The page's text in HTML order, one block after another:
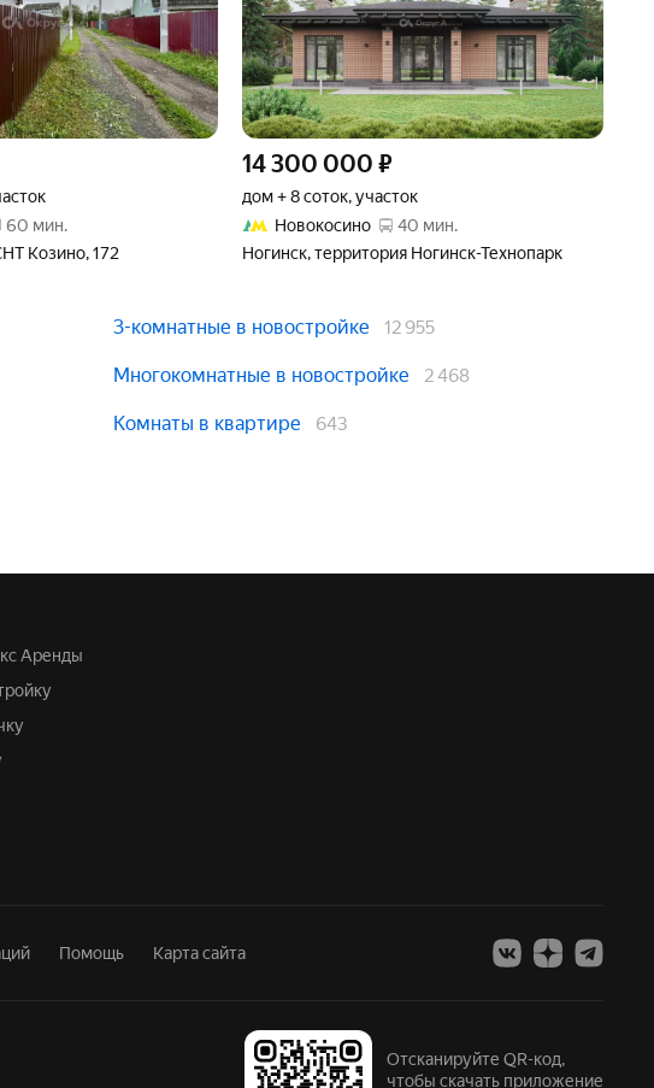
60 мин.
Козино, 172
14 300 000 ₽
дом + 8 соток, участок
Новокосино
40 мин.
Ногинск, территория Ногинск-Технопарк
3-комнатные в новостройке 12 955
Многокомнатные в новостройке 2 468
Комнаты в квартире 643
Аренды
Помощь Карта сайта
Отсканируйте QR-код,
чтобы скачать приложение